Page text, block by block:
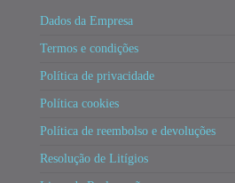
Dados da Empresa
Termos e condições
Política de privacidade
Política cookies
Política de reembolso e devoluções
Resolução de Litígios